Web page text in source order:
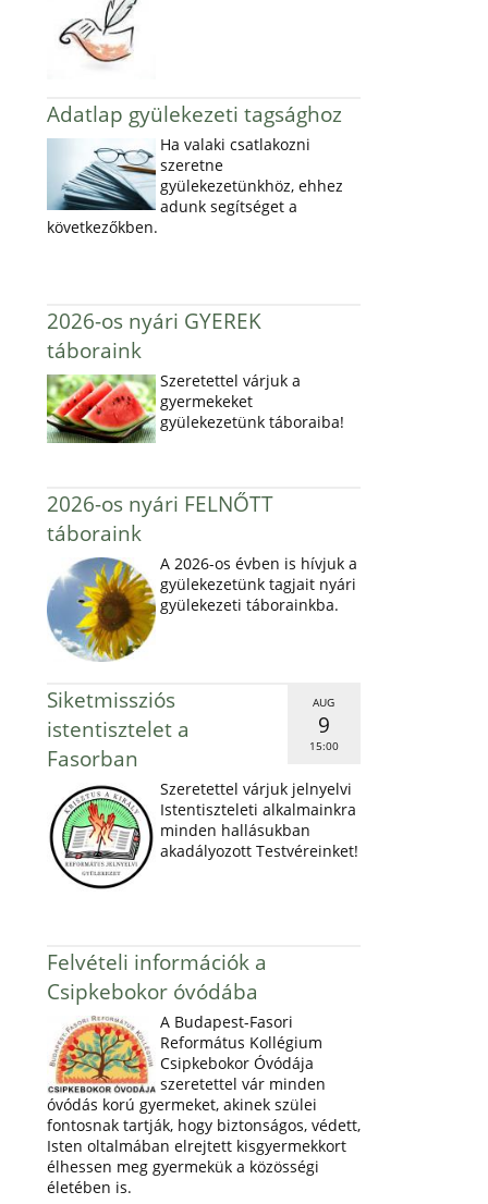
Adatlap gyülekezeti tagsághoz
Ha valaki csatlakozni
szeretne
gyülekezetünkhöz, ehhez
adunk segítséget a
következőkben.
2026-os nyári GYEREK
táboraink
Szeretettel várjuk a
gyermekeket
gyülekezetünk táboraiba!
2026-os nyári FELNŐTT
táboraink
A 2026-os évben is hívjuk a
gyülekezetünk tagjait nyári
gyülekezeti táborainkba.
AUG
9
15:00
Siketmissziós
istentisztelet a
Fasorban
Szeretettel várjuk jelnyelvi
Istentiszteleti alkalmainkra
minden hallásukban
akadályozott Testvéreinket!
Felvételi információk a
Csipkebokor óvódába
A Budapest-Fasori
Református Kollégium
Csipkebokor Óvódája
szeretettel vár minden
óvódás korú gyermeket, akinek szülei
fontosnak tartják, hogy biztonságos, védett,
Isten oltalmában elrejtett kisgyermekkort
élhessen meg gyermekük a közösségi
életében is.